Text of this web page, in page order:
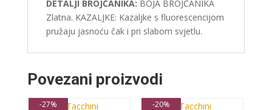
DETALJI BROJČANIKA: BOJA BROJČANIKA
Zlatna. KAZALJKE: Kazaljke s fluorescencijom
pružaju jasnoću čak i pri slabom svjetlu.
Povezani proizvodi
-27% -20%